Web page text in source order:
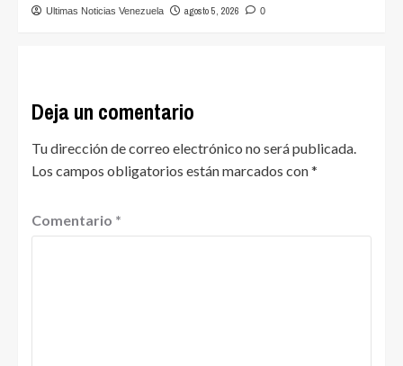
Ultimas Noticias Venezuela agosto 5, 2026 0
Deja un comentario
Tu dirección de correo electrónico no será publicada.
Los campos obligatorios están marcados con*
Comentario *